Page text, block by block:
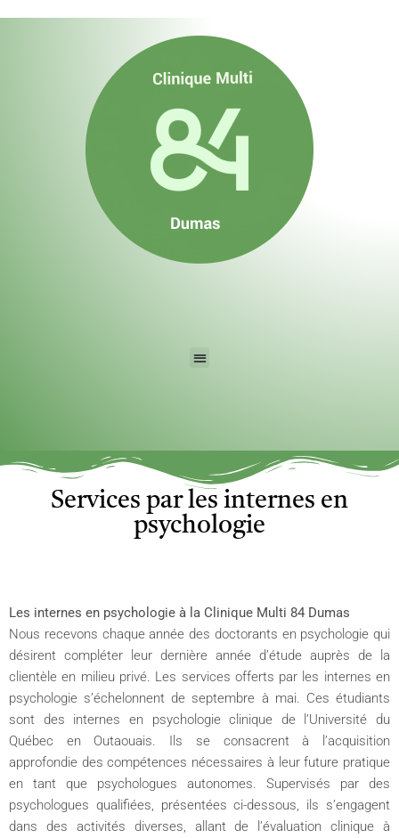
Services par les internes en
psychologie
Les internes en psychologie à la Clinique Multi 84 Dumas
Nous recevons chaque année des doctorants en psychologie qui
désirent compléter leur dernière année d’étude auprès de la
clientèle en milieu privé. Les services offerts par les internes en
psychologie s’échelonnent de septembre à mai. Ces étudiants
sont des internes en psychologie clinique de l’Université du
Québec en Outaouais. Ils se consacrent à l’acquisition
approfondie des compétences nécessaires à leur future pratique
en tant que psychologues autonomes. Supervisés par des
psychologues qualifiées, présentées ci-dessous, ils s’engagent
dans des activités diverses, allant de l’évaluation clinique à